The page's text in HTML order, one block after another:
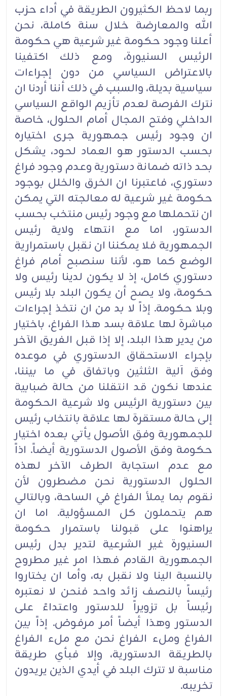
ربما لاحظ الكثيرون الطريقة في أداء حزب
الله والمعارضة خلال سنة كاملة، نحن
أعلنا وجود حكومة غير شرعية هي حكومة
الرئيس السنيورة، ومع ذلك اكتفينا
بالاعتراض السياسي من دون إجراءات
سياسية بديلة، والسبب في ذلك أننا أردنا ان
نترك الفرصة لعدم تأزيم الواقع السياسي
الداخلي وفتح المجال أمام الحلول، خاصة
ان وجود رئيس جمهورية جرى اختياره
بحسب الدستور هو العماد لحود، يشكل
بحد ذاته ضمانة دستورية وعدم وجود فراغ
دستوري، فاعتبرنا ان الخرق والخلل بوجود
حكومة غير شرعية له معالجته التي يمكن
ان نتحملها مع وجود رئيس منتخب بحسب
الدستور، اما مع انتهاء ولاية رئيس
الجمهورية فلا يمكننا ان نقبل باستمرارية
الوضع كما هو، لأننا سنصبح أمام فراغ
دستوري كامل، إذ لا يكون لدينا رئيس ولا
حكومة، ولا يصح أن يكون البلد بلا رئيس
وبلا حكومة. إذاً لا بد من ان نتخذ إجراءات
مباشرة لها علاقة بسد هذا الفراغ، باختيار
من يدير هذا البلد، إلا إذا قبل الفريق الآخر
بإجراء الاستحقاق الدستوري في موعده
وفق آلية الثلثين وباتفاق في ما بيننا،
عندها نكون قد انتقلنا من حالة ضبابية
بين دستورية الرئيس ولا شرعية الحكومة
إلى حالة مستقرة لها علاقة بانتخاب رئيس
للجمهورية وفق الأصول يأتي بعده اختيار
حكومة وفق الأصول الدستورية أيضاً. اذاً
مع عدم استجابة الطرف الآخر لهذه
الحلول الدستورية نحن مضطرون لأن
نقوم بما يملأ الفراغ في الساحة، وبالتالي
هم يتحملون كل المسؤولية. اما ان
يراهنوا على قبولنا باستمرار حكومة
السنيورة غير الشرعية لتدير بدل رئيس
الجمهورية القادم فهذا امر غير مطروح
بالنسبة الينا ولا نقبل به، وأما ان يختاروا
رئيساً بالنصف زائد واحد فنحن لا نعتبره
رئيساً بل تزويراً للدستور واعتداءً على
الدستور وهذا أيضاً أمر مرفوض. إذاً بين
الفراغ وملء الفراغ نحن مع ملء الفراغ
بالطريقة الدستورية، وإلا فبأي طريقة
مناسبة لا تترك البلد في أيدي الذين يريدون
تخريبه.